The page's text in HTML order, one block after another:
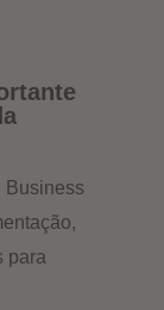
Business
para